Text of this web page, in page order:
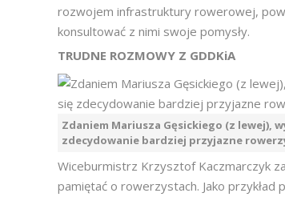
rozwojem infrastruktury rowerowej,
konsultować z nimi swoje pomysły.
TRUDNE ROZMOWY Z GDDKiA
Zdaniem Mariusza Gęsickiego (z lewej),
zdecydowanie bardziej przyjazne
Wiceburmistrz Krzysztof Kaczmarczyk
pamiętać o rowerzystach. Jako